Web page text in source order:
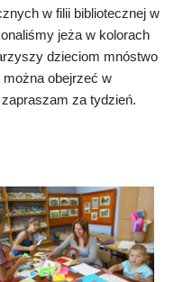
w filii bibliotecznej w
jeża w kolorach
dzieciom mnóstwo
obejrzeć w
za tydzień.